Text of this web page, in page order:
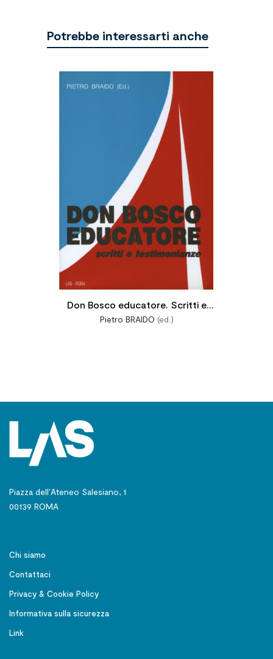
Potrebbe interessarti anche
Don Bosco educatore. Scritti e
testimonianze
Pietro BRAIDO (ed.)
Piazza dell’Ateneo Salesiano, 1
00139 ROMA
Chi siamo
Contattaci
Privacy & Cookie Policy
Informativa sulla sicurezza
Link